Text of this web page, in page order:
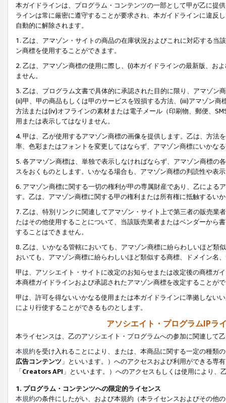
本ガイドラインは、プログラム・コンテンツの一部として甲が乙に提
ラインは常に厳密に遵守することが要求され、本ガイドラインに違反
自動的に解除されます。
1. 乙は、アマゾン・サイトの商品の在庫状況およびこれに対応する
ン商標を使用することができます。
2. 乙は、アマゾン商標の使用に際し、(i)本ガイドラインの最新版、お
ません。
3. 乙は、プログラム文書で具体的に承認された目的に限り、アマゾン
(ii)甲、甲の商品もしくは甲のサービスを毀損する方法、(iii)アマゾン
方法または(iv)オフラインの素材または電子メール（印刷物、郵便、
用または表示してはなりません。
4. 甲は、乙が使用するアマゾン商標の画像を提供します。乙は、方
率、色彩またはフォントを変更してはならず、アマゾン商標にいかな
5. 各アマゾン商標は、単独で表示しなければならず、アマゾン商標
スをおくものとします。いかなる場合も、アマゾン商標の判読性や表
6. アマゾン商標に関する一切の権利が甲の専属財産であり、乙による
す。乙は、アマゾン商標に関する甲の権利または所有権に抵触するい
7. 乙は、特別リンクに関連してアマゾン・サイト上で第三者の販売
たはその他使用することについて、当該販売業者またはベンダーから
することはできません。
8. 乙は、いかなる管轄においても、アマゾン商標に紛らわしいほど類
おいても、アマゾン商標に紛らわしいほど類似する商標、ドメイン名
甲は、アソシエイト・サイトに改定のお知らせまたは改定後の商標ガ
本商標ガイドラインおよび承認されたアマゾン商標を改定することが
甲は、許可を得ないいかなる使用または本ガイドラインに準拠しない
により行使することができるものとします。
アソシエイト・プログラムIPラ
本ライセンスは、乙のアソシエイト・プログラムへの参加に関連して
本規約を受け入れることにより、または、本商品に関する一定の種類
広告コンテンツ 」といいます。）へのアクセスおよび利用ができる専
「Creators API 」といいます。）へのアクセスもしくは使用により
1. プログラム・コンテンツへの限定的ライセンス
本規約の条件にしたがい、および本規約（本ライセンスおよびその他